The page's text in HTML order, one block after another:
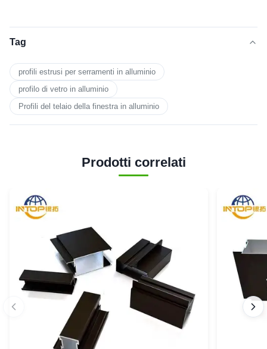
Tag
profili estrusi per serramenti in alluminio
profilo di vetro in alluminio
Profili del telaio della finestra in alluminio
Prodotti correlati